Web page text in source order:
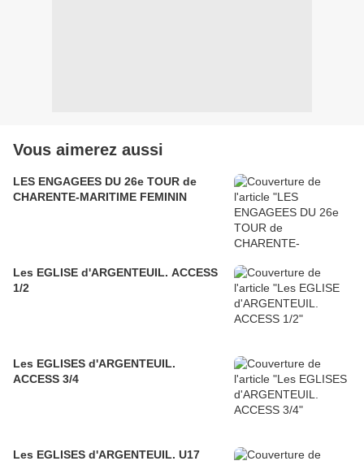
Vous aimerez aussi
LES ENGAGEES DU 26e TOUR de
CHARENTE-MARITIME FEMININ
Les EGLISE d'ARGENTEUIL. ACCESS
1/2
Les EGLISES d'ARGENTEUIL.
ACCESS 3/4
Les EGLISES d'ARGENTEUIL. U17